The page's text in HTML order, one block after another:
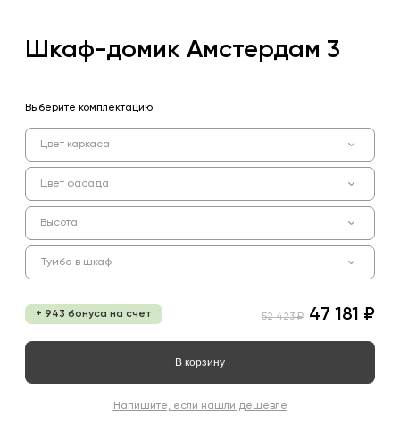
Шкаф-домик Амстердам 3
Выберите комплектацию:
Цвет каркаса
Цвет фасада
Высота
Тумба в шкаф
+ 943 бонуса на счет 52 423 ₽ 47 181 ₽
В корзину
Напишите, если нашли дешевле